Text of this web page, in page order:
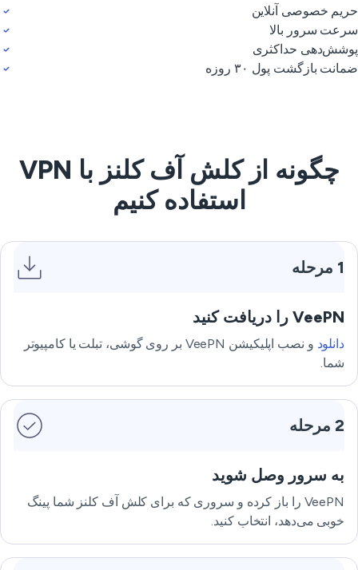
خصوصی آنلاین
سرور بالا
حداکثری
بازگشت پول ۳۰ روزه
چگونه از کلش آف کلنز با VPN
استفاده کنیم
VeePN را دریافت کنید
دانلود
و نصب اپلیکیشن VeePN بر روی گوشی، تبلت یا کامپیوتر
شما.
2 مرحله
به سرور وصل شوید
VeePN را باز کرده و سروری که برای کلش آف کلنز شما پینگ
خوبی می‌دهد، انتخاب کنید.